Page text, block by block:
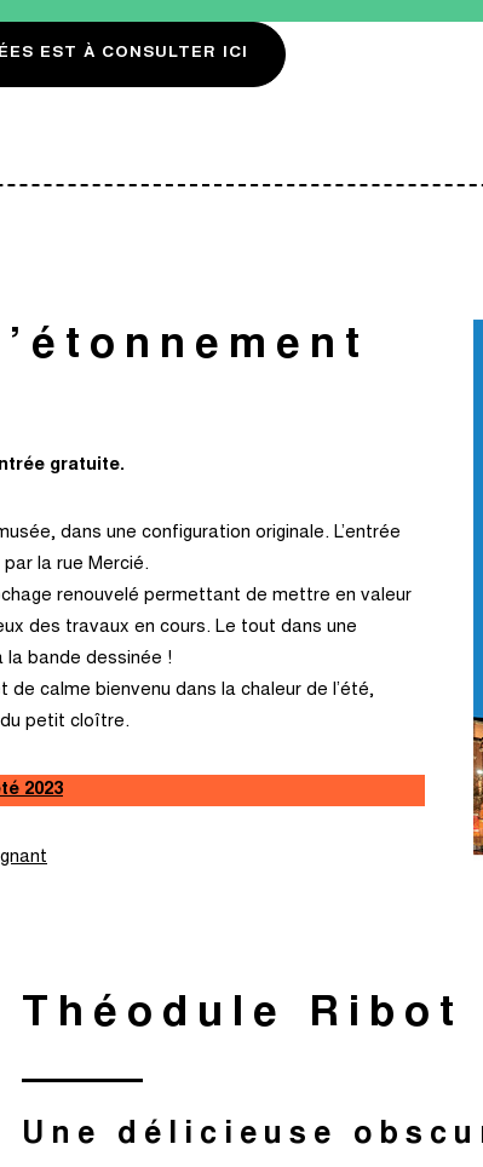
EST À CONSULTER ICI
gratuite.
dans une configuration originale. L’entrée
la rue Mercié.
renouvelé permettant de mettre en valeur
des travaux en cours. Le tout dans une
la bande dessinée !
calme bienvenu dans la chaleur de l’été,
du petit cloître.
2023
Théodule Ribot
Une délicieuse